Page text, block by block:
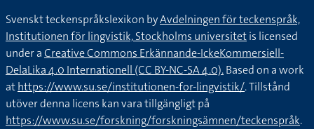
Svenskt teckenspråkslexikon byAvdelningen för teckenspråk,
Institutionen för lingvistik, Stockholms universitetis licensed
under aCreative Commons Erkännande-IckeKommersiell-
DelaLika 4.0 Internationell (CC BY-NC-SA 4.0).Based on a work
athttps://www.su.se/institutionen-for-lingvistik/. Tillstånd
utöver denna licens kan vara tillgängligt på
https://www.su.se/forskning/forskningsämnen/teckenspråk.